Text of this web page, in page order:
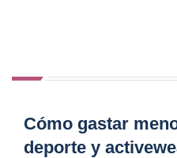
Cómo gastar
deporte y